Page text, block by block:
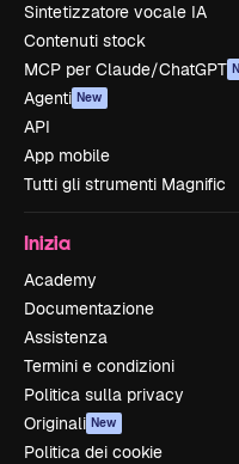
Sintetizzatore vocale IA
Contenuti stock
MCP per Claude/ChatGPT
Agenti New
API
App mobile
Tutti gli strumenti Magnific
Inizia
Academy
Documentazione
Assistenza
Termini e condizioni
Politica sulla privacy
Originali New
Politica dei cookie